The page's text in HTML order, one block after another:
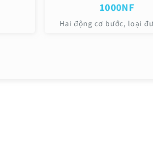
1000NF
Hai động cơ bước, loại